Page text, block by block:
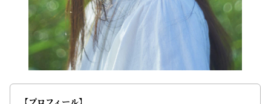
【プロフィール】